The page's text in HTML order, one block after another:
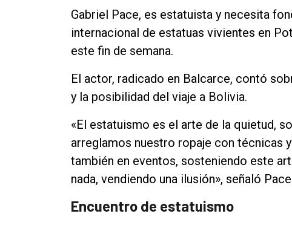
Fúnebres
Gabriel Pace, es estatuista y necesita
internacional de estatuas vivientes en
este fin de semana.
El actor, radicado en Balcarce, contó
y la posibilidad del viaje a Bolivia.
«El estatuismo es el arte de la quietud,
arreglamos nuestro ropaje con técnicas
también en eventos, sosteniendo este
nada, vendiendo una ilusión», señaló
Encuentro de estatuismo